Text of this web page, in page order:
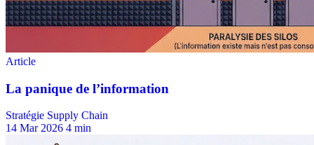
Stratégie Supply Chain
14 Mar 2026 4 min